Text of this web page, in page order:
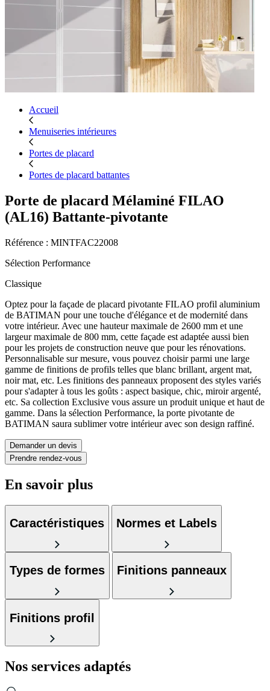
Accueil
Menuiseries intérieures
Portes de placard
Portes de placard battantes
Porte de placard Mélaminé FILAO
(AL16) Battante-pivotante
Référence : MINTFAC22008
Sélection Performance
Classique
Optez pour la façade de placard pivotante FILAO profil aluminium
de BATIMAN pour une touche d'élégance et de modernité dans
votre intérieur. Avec une hauteur maximale de 2600 mm et une
largeur maximale de 800 mm, cette façade est adaptée aussi bien
pour les projets de construction neuve que pour les rénovations.
Personnalisable sur mesure, vous pouvez choisir parmi une large
gamme de finitions de profils telles que blanc brillant, argent mat,
noir mat, etc. Les finitions des panneaux proposent des styles variés
pour s'adapter à tous les goûts : aspect basique, chic, miroir argenté,
etc. Sa collection Exclusive vous assure un produit unique et haut de
gamme. Dans la sélection Performance, la porte pivotante de
BATIMAN saura sublimer votre intérieur avec son design raffiné.
Demander un devis
Prendre rendez-vous
En savoir plus
Caractéristiques Normes et Labels
Types de formes Finitions panneaux
Finitions profil
Nos services adaptés